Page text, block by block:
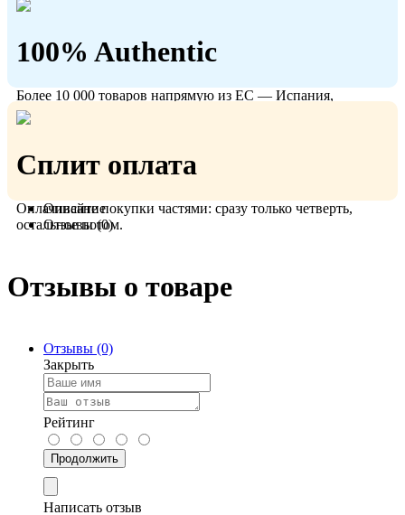
100% Authentic
Более 10 000 товаров напрямую из ЕС — Испания,
Польша, Германия.
Сплит оплата
Оплачивайте покупки частями: сразу только четверть,
остальное потом.
Описание
Отзывы (0)
Отзывы о товаре
Отзывы (0)
Закрыть
Рейтинг
Продолжить
Написать отзыв